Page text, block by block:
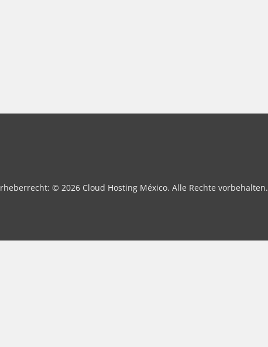
© 2026 Cloud Hosting México. Alle Rechte vorbehalten.